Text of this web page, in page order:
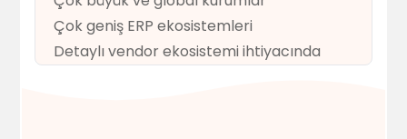
Çok geniş ERP ekosistemleri
Detaylı vendor ekosistemi ihtiyacında